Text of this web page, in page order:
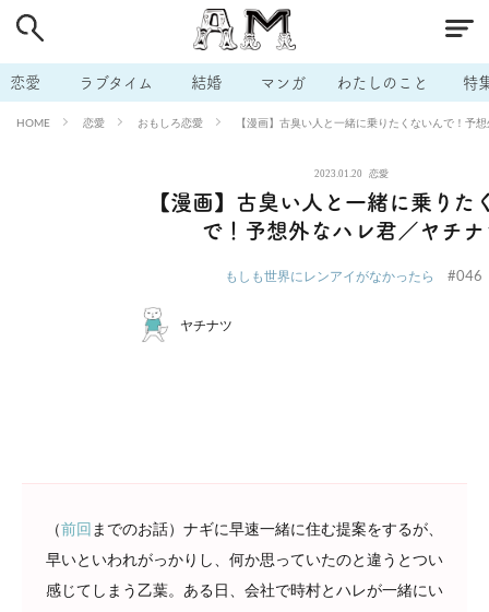
恋愛 ラブタイム 結婚 マンガ わたしのこと 特
HOME 恋愛 おもしろ恋愛 【漫画】古臭い人と一緒に乗りたくないんで！予
2023.01.20 恋愛
【漫画】古臭い人と一緒に乗りた
で！予想外なハレ君／ヤチナ
もしも世界にレンアイがなかったら #046
ヤチナツ
（前回 までのお話）ナギに早速一緒に住む提案をするが、
早いといわれがっかりし、何か思っていたのと違うとつい
感じてしまう乙葉。ある日、会社で時村とハレが一緒にい
# 男の本音 # セフレ # 不倫
# 出会う方法 # マッチングアプリ # ラブグッズ # 体の相